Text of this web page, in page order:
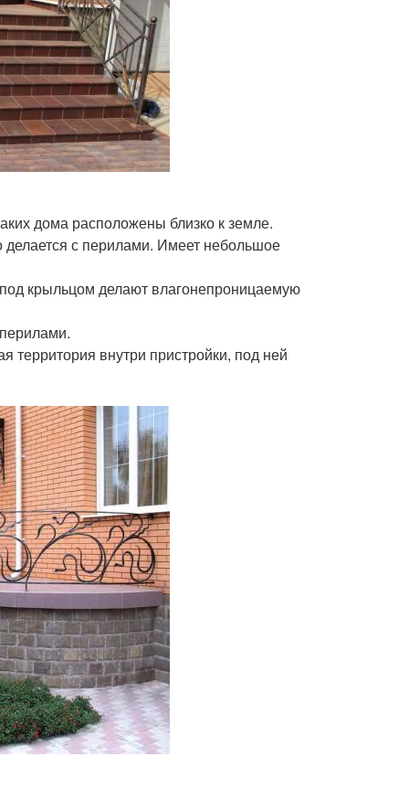
дома расположены близко к земле.
делается с перилами. Имеет небольшое
крыльцом делают влагонепроницаемую
территория внутри пристройки, под ней